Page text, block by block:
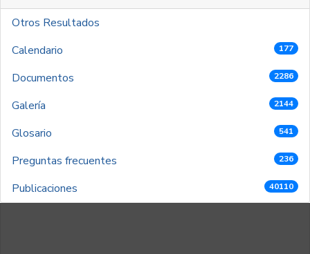
Otros Resultados
Calendario
177
Documentos 2286
Galería 2144
Glosario 541
Preguntas frecuentes 236
Publicaciones 40110